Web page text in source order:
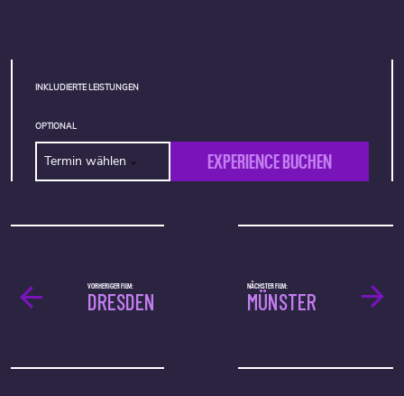
INKLUDIERTE LEISTUNGEN
OPTIONAL
Termin wählen EXPERIENCE BUCHEN
NÄCHSTER FILM:
MÜNSTER
VORHERIGER FILM:
DRESDEN